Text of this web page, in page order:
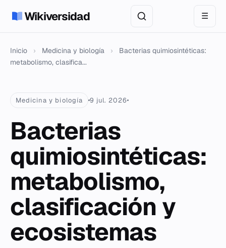
Wikiversidad ☰
Inicio › Medicina y biología ›
Bacterias quimiosintéticas:
metabolismo, clasifica...
Medicina y biología 9 jul. 2026
Bacterias
quimiosintéticas:
metabolismo,
clasificación y
ecosistemas